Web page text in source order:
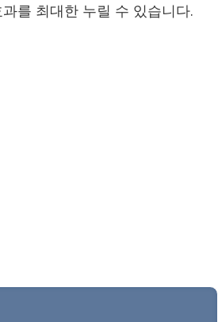
를 최대한 누릴 수 있습니다.